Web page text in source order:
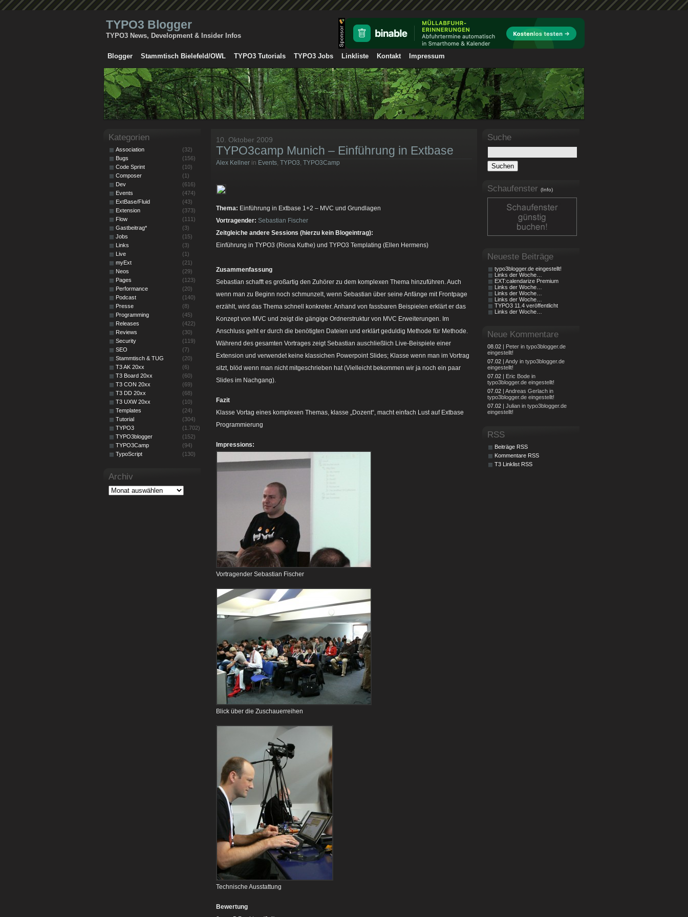
TYPO3 Blogger
TYPO3 News, Development & Insider Infos
Blogger Stammtisch Bielefeld/OWL TYPO3 Tutorials TYPO3 Jobs Linkliste Kontakt Impressum
10. Oktober 2009
TYPO3camp Munich – Einführung in Extbase
Alex Kellner in Events, TYPO3, TYPO3Camp
Thema: Einführung in Extbase 1+2 – MVC und Grundlagen
Vortragender: Sebastian Fischer
Zeitgleiche andere Sessions (hierzu kein Blogeintrag):
Einführung in TYPO3 (Riona Kuthe) und TYPO3 Templating (Ellen Hermens)
Zusammenfassung
Sebastian schafft es großartig den Zuhörer zu dem komplexen Thema hinzuführen. Auch
wenn man zu Beginn noch schmunzelt, wenn Sebastian über seine Anfänge mit Frontpage
erzählt, wird das Thema schnell konkreter. Anhand von fassbaren Beispielen erklärt er das
Konzept von MVC und zeigt die gängige Ordnerstruktur von MVC Erweiterungen. Im
Anschluss geht er durch die benötigten Dateien und erklärt geduldig Methode für Methode.
Während des gesamten Vortrages zeigt Sebastian auschließlich Live-Beispiele einer
Extension und verwendet keine klassichen Powerpoint Slides; Klasse wenn man im Vortrag
sitzt, blöd wenn man nicht mitgeschrieben hat (Vielleicht bekommen wir ja noch ein paar
Slides im Nachgang).
Fazit
Klasse Vortag eines komplexen Themas, klasse „Dozent“, macht einfach Lust auf Extbase
Programmierung
Impressions:
Vortragender Sebastian Fischer
Blick über die Zuschauerreihen
Technische Ausstattung
Bewertung
Suche
Schaufenster (Info)
Neueste Beiträge
typo3blogger.de eingestellt!
Links der Woche…
EXT:calendarize Premium
Links der Woche…
Links der Woche…
Links der Woche…
TYPO3 11.4 veröffentlicht
Links der Woche…
Neue Kommentare
08.02 | Peter in typo3blogger.de
eingestellt!
07.02 | Andy in typo3blogger.de
eingestellt!
07.02 | Eric Bode in
typo3blogger.de eingestellt!
07.02 | Andreas Gerlach in
typo3blogger.de eingestellt!
07.02 | Julian in typo3blogger.de
eingestellt!
RSS
Beiträge RSS
Kommentare RSS
T3 Linklist RSS
Kategorien
Association
(32)
Bugs
(156)
Code Sprint
(10)
Composer
(1)
Dev
(616)
Events
(474)
ExtBase/Fluid
(43)
Extension
(373)
Flow
(111)
Gastbeitrag*
(3)
Jobs
(15)
Links
(3)
Live
(1)
myExt
(21)
Neos
(29)
Pages
(123)
Performance
(20)
Podcast
(140)
Presse
(8)
Programming
(45)
Releases
(422)
Reviews
(30)
Security
(119)
SEO
(7)
Stammtisch & TUG
(20)
T3 AK 20xx
(6)
T3 Board 20xx
(60)
T3 CON 20xx
(69)
T3 DD 20xx
(68)
T3 UXW 20xx
(10)
Templates
(24)
Tutorial
(304)
TYPO3
(1.702)
TYPO3blogger
(152)
TYPO3Camp
(94)
TypoScript
(130)
Archiv